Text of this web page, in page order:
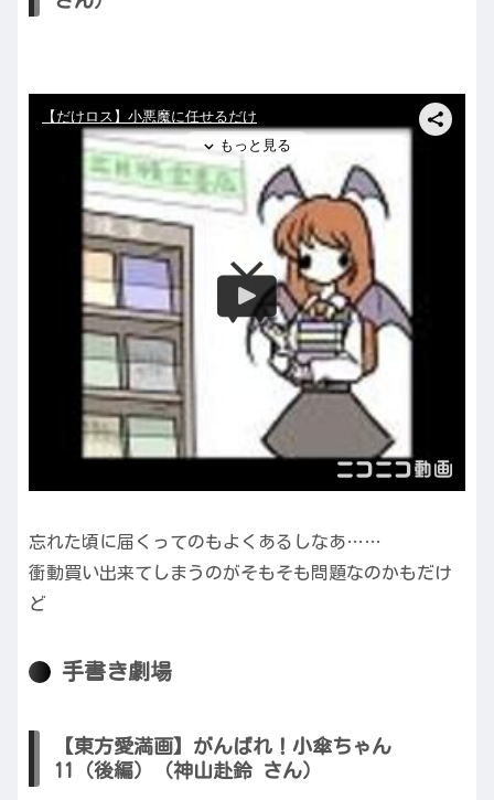
忘れた頃に届くってのもよくあるしなあ……
衝動買い出来てしまうのがそもそも問題なのかもだけ
ど
手書き劇場
【東方愛満画】がんばれ！小傘ちゃん
11（後編）（神山赴鈴 さん）